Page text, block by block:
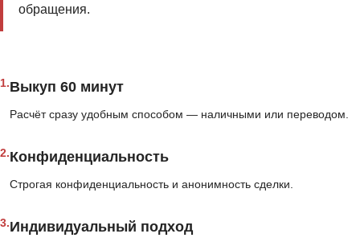
обращения.
1.Выкуп 60 минут
Расчёт сразу удобным способом — наличными или переводом.
2.Конфиденциальность
Строгая конфиденциальность и анонимность сделки.
3.Индивидуальный подход